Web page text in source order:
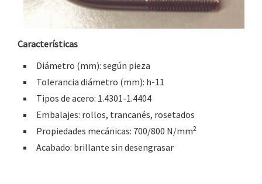
Características
Diámetro (mm): según pieza
Tolerancia diámetro (mm): h-11
Tipos de acero: 1.4301-1.4404
Embalajes: rollos, trancanés, rosetados
Propiedades mecánicas: 700/800 N/mm2
Acabado: brillante sin desengrasar